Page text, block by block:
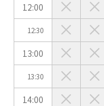
12:00
12:30
13:00
13:30
14:00
こちらの
以下か
受付時間 9:00
口の字型